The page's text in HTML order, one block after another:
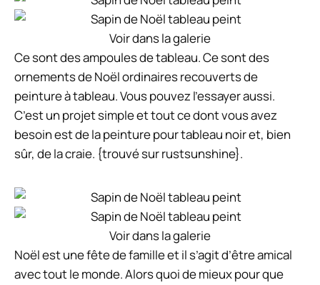
Voir dans la galerie
Ce sont des ampoules de tableau. Ce sont des
ornements de Noël ordinaires recouverts de
peinture à tableau. Vous pouvez l’essayer aussi.
C’est un projet simple et tout ce dont vous avez
besoin est de la peinture pour tableau noir et, bien
sûr, de la craie. {trouvé sur rustsunshine}.
Voir dans la galerie
Noël est une fête de famille et il s’agit d’être amical
avec tout le monde. Alors quoi de mieux pour que